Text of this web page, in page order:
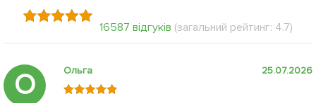
16587 відгуків (загальний рейтинг: 4.7)
О Ольга 25.07.2026